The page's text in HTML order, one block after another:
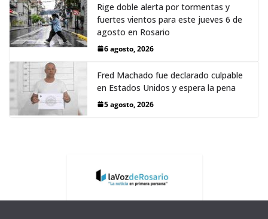
Rige doble alerta por tormentas y
fuertes vientos para este jueves 6 de
agosto en Rosario
6 agosto, 2026
Fred Machado fue declarado culpable
en Estados Unidos y espera la pena
5 agosto, 2026